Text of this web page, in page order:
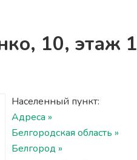
10, этаж 1
Населенный пункт:
Адреса »
Белгородская область »
Белгород »